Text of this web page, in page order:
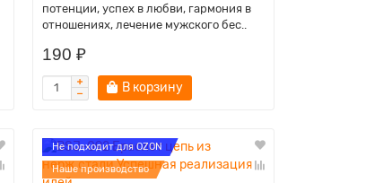
потенции, успех в любви, гармония в
отношениях, лечение мужского бес..
190 ₽
В корзину
Не подходит для OZON
Наше производство